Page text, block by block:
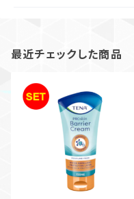
最近チェックした商品